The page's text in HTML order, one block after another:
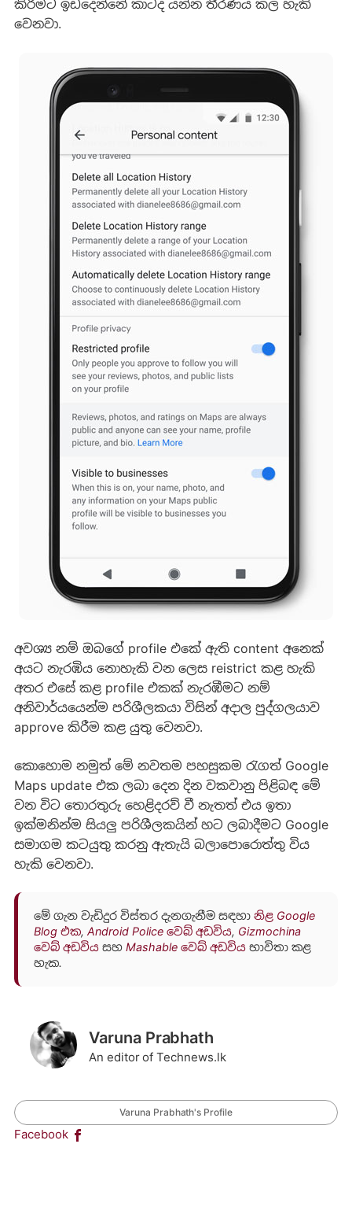
කිරීමට ඉඩදෙන්නේ කාටද යන්න තීරණය කල හැකි
වෙනවා.
අවශ්‍ය නම් ඔබගේ profile එකේ ඇති content අනෙක්
අයට නැරඹිය නොහැකි වන ලෙස reistrict කළ හැකි
අතර එසේ කළ profile එකක් නැරඹීමට නම්
අනිවාර්යයෙන්ම පරිශීලකයා විසින් අදාල පුද්ගලයාව
approve කිරීම කළ යුතු වෙනවා.
කොහොම නමුත් මේ නවතම පහසුකම රැගත් Google
Maps update එක ලබා දෙන දින වකවානු පිළිබඳ මේ
වන විට තොරතුරු හෙළිදරව් වී නැතත් එය ඉතා
ඉක්මනින්ම සියලු පරිශීලකයින් හට ලබාදීමට Google
සමාගම කටයුතු කරනු ඇතැයි බලාපොරොත්තු විය
හැකි වෙනවා.
මේ ගැන වැඩිදුර විස්තර දැනගැනීම සඳහා නිළ Google
Blog එක, Android Police වෙබ් අඩවිය, Gizmochina
වෙබ් අඩවියසහ Mashable වෙබ් අඩවියභාවිතා කළ
හැක.
Varuna Prabhath
An editor of Technews.lk
Varuna Prabhath's Profile
Facebook